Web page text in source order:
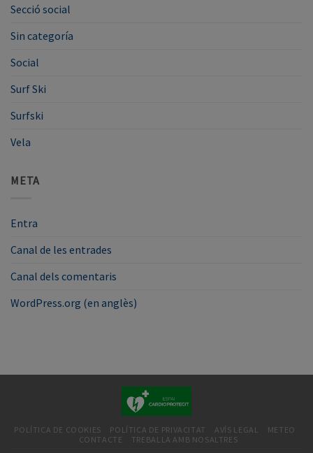
Secció social
Sin categoría
Social
Surf Ski
Surfski
Vela
META
Entra
Canal de les entrades
Canal dels comentaris
WordPress.org (en anglès)
POLÍTICA DE COOKIES POLÍTICA DE PRIVACITAT AVÍS LEGAL
METEO
CONTACTE
TREBALLA AMB NOSALTRES